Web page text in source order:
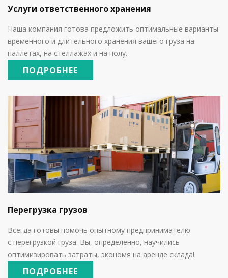
Услуги ответственного хранения
Наша компания готова предложить оптимальные варианты
временного и длительного хранения вашего груза на
паллетах, на стеллажах и на полу.
ПОДРОБНЕЕ
Перегрузка грузов
Всегда готовы помочь опытному предпринимателю
с перегрузкой груза. Вы, определенно, научились
оптимизировать затраты, экономя на аренде склада!
ПОДРОБНЕЕ